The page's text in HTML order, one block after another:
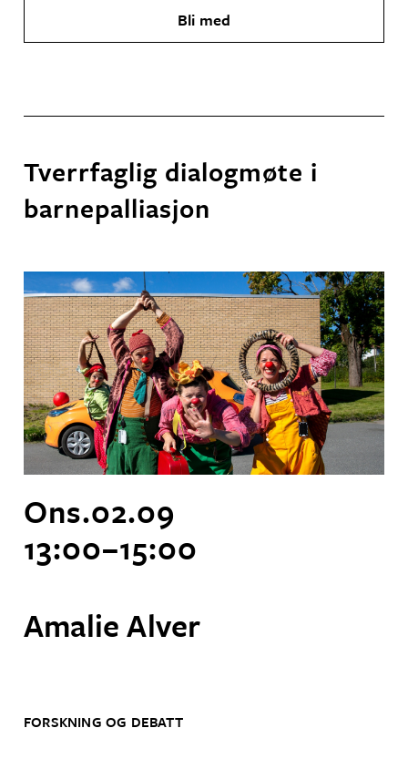
Bli med
Ons.02.09
13:00–15:00
Tverrfaglig dialogmøte i
barnepalliasjon
Amalie Alver
FORSKNING OG DEBATT